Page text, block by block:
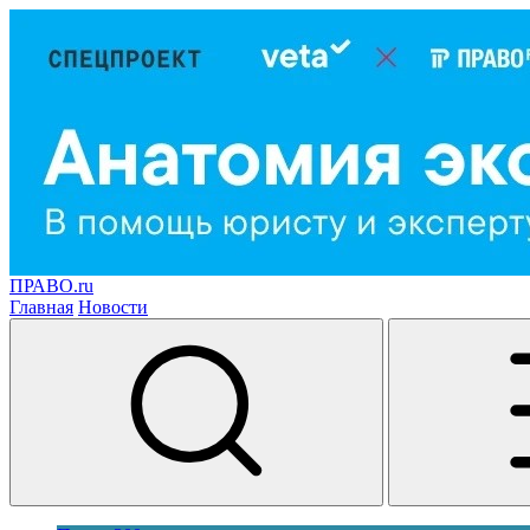
ПРАВО.ru
Главная Новости